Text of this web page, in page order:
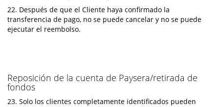
22. Después de que el Cliente haya confirmado la
transferencia de pago, no se puede cancelar y no se puede
ejecutar el reembolso.
Reposición de la cuenta de Paysera/retirada de
fondos
23. Solo los clientes completamente identificados pueden